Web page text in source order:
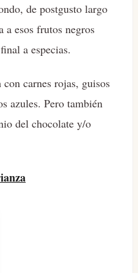
de postgusto largo
a esos frutos negros
a especias.
carnes rojas, guisos
azules. Pero también
del chocolate y/o